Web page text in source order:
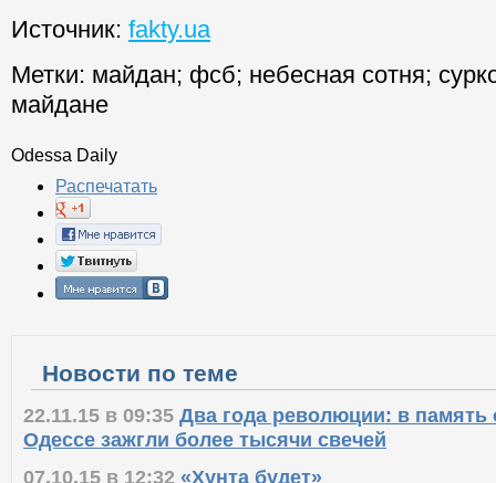
Источник: fakty.ua
Метки: майдан; фсб; небесная сотня;
майдане
Odessa Daily
Распечатать
Новости по теме
22.11.15 в 09:35 Два года революции: в память
Одессе зажгли более тысячи свечей
07.10.15 в 12:32 «Хунта будет»